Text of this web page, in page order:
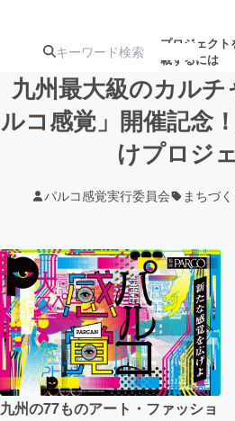
プロジェクト
載するには
注目のリ 注目の新着プロ
ジェクト
募
テクノロジー・ガジェット
映像・映画
ビジネス・起業
九州最大級のカル
ルコ感覚」開催記念
けプロジ
パルコ感覚実行委員会 まちづ
九州の77ものアート・ファッショ